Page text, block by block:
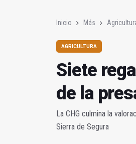
Inicio Más
AGRICULTURA
Siete
de la
La CHG culmina la
Sierra de Segura